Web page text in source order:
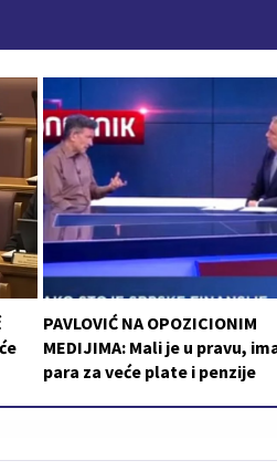
PAVLOVIĆ NA OPOZICIONIM
MEDIJIMA: Mali je u pravu,
para za veće plate i penzije